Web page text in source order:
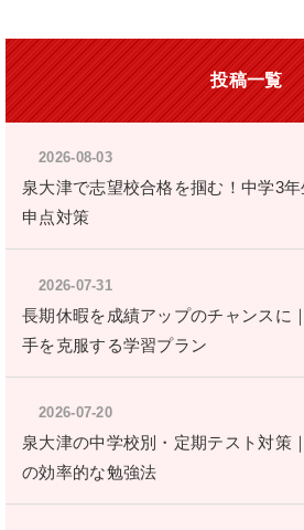
投稿一覧
2026-08-03
泉大津で志望校合格を掴む！中学3
申点対策
2026-07-31
長期休暇を成績アップのチャンスに
手を克服する学習プラン
2026-07-20
泉大津の中学校別・定期テスト対策
の効率的な勉強法